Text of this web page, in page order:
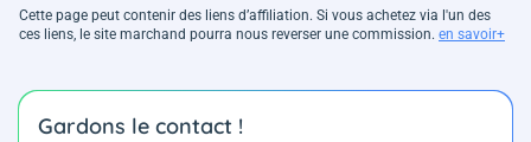
Cette page peut contenir des liens d’affiliation. Si vous achetez via l'un des
ces liens, le site marchand pourra nous reverser une commission. en savoir+
Gardons le contact !